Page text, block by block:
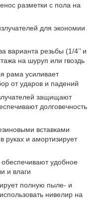
разметки с пола на
для экономии
варианта резьбы (1/4’’ и
на шуруп или гвоздь
рама усиливает
от ударов и падений
защищают
долговечность
вставками
руках и амортизирует
удобное
и влаги
полную пыле- и
нивелир на